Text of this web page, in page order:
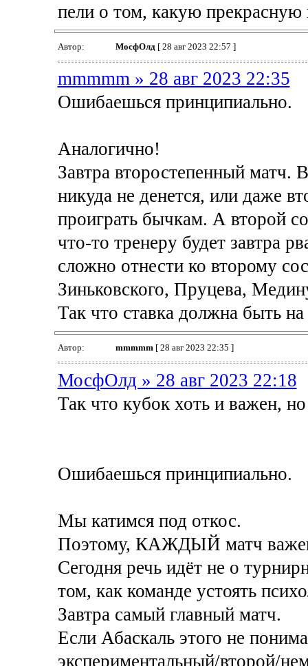
пели о том, какую прекрасную
Автор: МосфОлд[ 28 авг 2023 22:57 ]
mmmmm » 28 авг 2023 22:35
Ошибаешься принципиально.
Аналогично!
Завтра второстепенный матч.
никуда не денется, или даже
проиграть бычкам. А второй
что-то тренеру будет завтра
сложно отнести ко второму
Зиньковского, Пруцева,
Так что ставка должна быть
Автор: mmmmm[ 28 авг 2023 22:35 ]
МосфОлд » 28 авг 2023 22:18
Так что кубок хоть и важен,
Ошибаешься принципиально.
Мы катимся под откос.
Поэтому, КАЖДЫЙ матч
Сегодня речь идёт не о
том, как команде устоять
Завтра самый главный матч.
Если Абаскаль этого не
экспериментальный/второй/